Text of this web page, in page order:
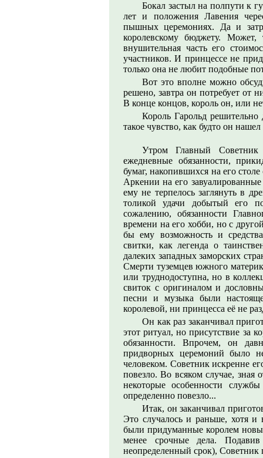
Бокал застыл на полпути к
лет и положения Лавения
пышных церемониях. Да и
королевскому бюджету. Может,
внушительная часть его
участников. И принцессе не
только она не любит подобные
Вот это вполне можно
решено, завтра он потребует от
В конце концов, король он, или
Король Гарольд
такое чувство, как будто он
Утром Главный
ежедневные обязанности,
бумаг, накопившихся на его
Аркении на его
ему не терпелось заглянуть в
толикой удачи добытый его
сожалению, обязанности
времени на его хобби, но с
бы ему возможность и
свитки, как легенда о
далеких западных заморских
Смерти туземцев южного
или труднодоступна, но в
свиток с оригиналом и
песни и музыка были
королевой, ни принцесса её не
Он как раз заканчивал
этот ритуал, но присутствие за
обязанности. Впрочем, он
придворных церемоний было
человеком. Советник искренне
повезло. Во всяком случае, зная
некоторые особенности
определенно повезло...
Итак, он заканчивал
Это случалось и раньше, хотя и
были придуманные королем
менее срочные дела.
неопределенный срок),